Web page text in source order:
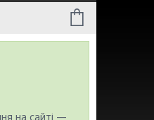
на сайті —